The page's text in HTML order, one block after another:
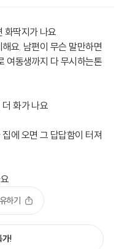
화딱지가 나요
요. 남편이 무슨 말만하면
여동생까지 다 무시하는톤
화가 나요
에 오면 그 답답함이 터져
하기
가!